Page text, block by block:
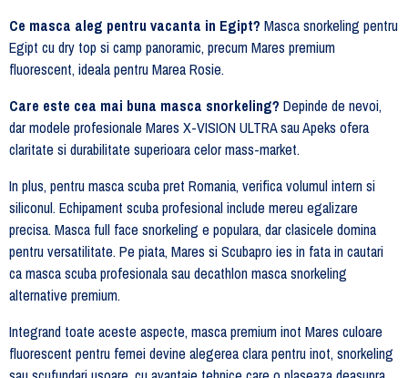
Ce masca aleg pentru vacanta in Egipt? Masca snorkeling pentru
Egipt cu dry top si camp panoramic, precum Mares premium
fluorescent, ideala pentru Marea Rosie.
Care este cea mai buna masca snorkeling? Depinde de nevoi,
dar modele profesionale Mares X-VISION ULTRA sau Apeks ofera
claritate si durabilitate superioara celor mass-market.
In plus, pentru masca scuba pret Romania, verifica volumul intern si
siliconul. Echipament scuba profesional include mereu egalizare
precisa. Masca full face snorkeling e populara, dar clasicele domina
pentru versatilitate. Pe piata, Mares si Scubapro ies in fata in cautari
ca masca scuba profesionala sau decathlon masca snorkeling
alternative premium.
Integrand toate aceste aspecte, masca premium inot Mares culoare
fluorescent pentru femei devine alegerea clara pentru inot, snorkeling